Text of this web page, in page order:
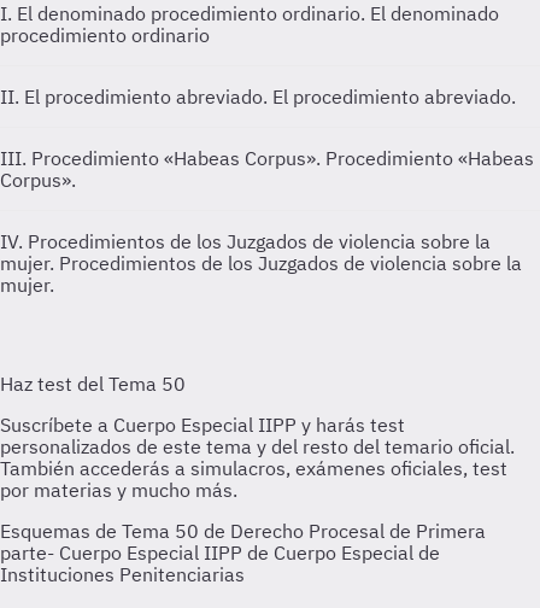
I. El denominado procedimiento ordinario. El denominado
procedimiento ordinario
II. El procedimiento abreviado. El procedimiento abreviado.
III. Procedimiento «Habeas Corpus». Procedimiento «Habeas
Corpus».
IV. Procedimientos de los Juzgados de violencia sobre la
mujer. Procedimientos de los Juzgados de violencia sobre la
mujer.
Esquemas de Tema 50 de Derecho Procesal de Primera
parte- Cuerpo Especial IIPP de Cuerpo Especial de
Instituciones Penitenciarias